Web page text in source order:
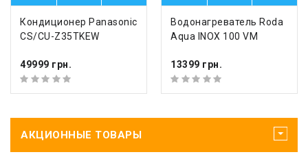
Кондиционер Panasonic
CS/CU-Z35TKEW
49999 грн.
Водонагреватель Roda
Aqua INOX 100 VM
13399 грн.
АКЦИОННЫЕ ТОВАРЫ